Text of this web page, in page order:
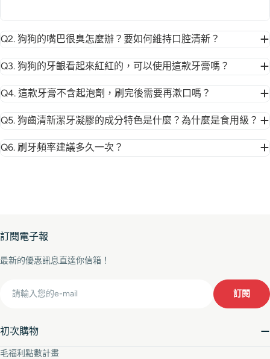
Q2. 狗狗的嘴巴很臭怎麼辦？要如何維持口腔清新？
Q3. 狗狗的牙齦看起來紅紅的，可以使用這款牙膏嗎？
Q4. 這款牙膏不含起泡劑，刷完後需要再漱口嗎？
Q5. 狗齒清新潔牙凝膠的成分特色是什麼？為什麼是食用級？
Q6. 刷牙頻率建議多久一次？
初次購物
毛福利點數計畫
訂閱電子報
最新的優惠訊息直達你信箱！
訂閱